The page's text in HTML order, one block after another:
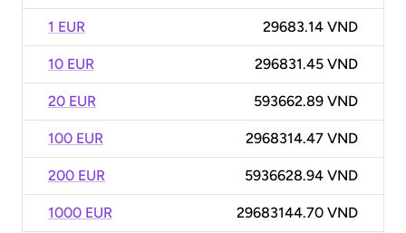
1 EUR 29683.14 VND
10 EUR 296831.45 VND
20 EUR 593662.89 VND
100 EUR 2968314.47 VND
200 EUR 5936628.94 VND
1000 EUR 29683144.70 VND